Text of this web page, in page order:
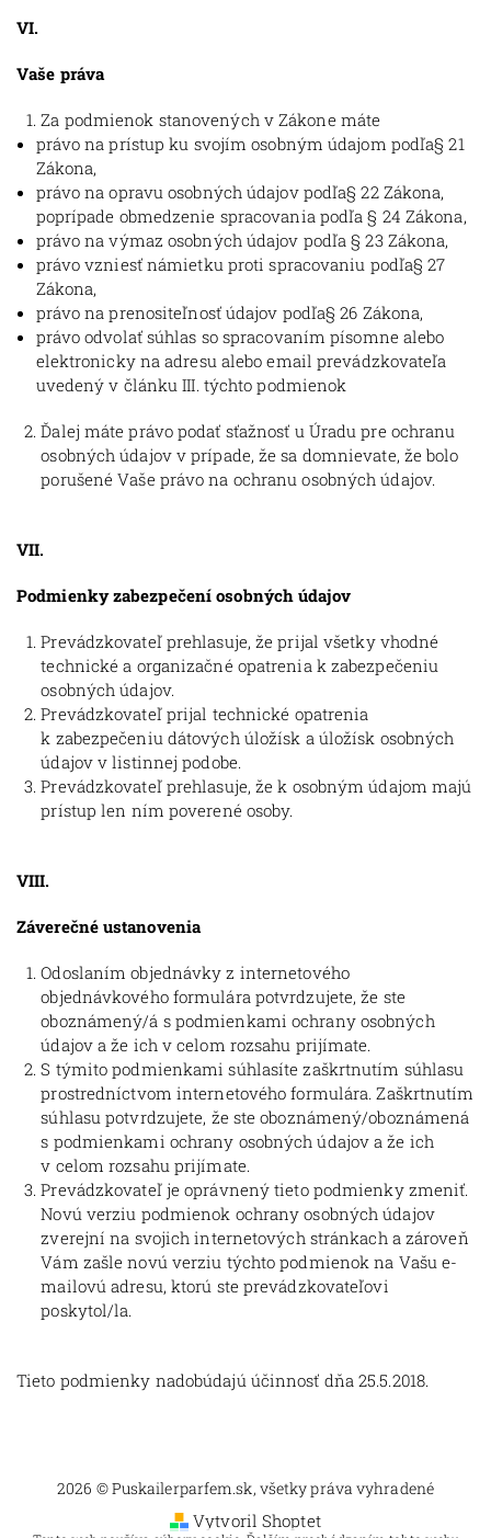
VI.
Vaše práva
Za podmienok stanovených v Zákone máte
právo na prístup ku svojím osobným údajom podľa§ 21
Zákona,
právo na opravu osobných údajov podľa§ 22 Zákona,
poprípade obmedzenie spracovania podľa § 24 Zákona,
právo na výmaz osobných údajov podľa § 23 Zákona,
právo vzniesť námietku proti spracovaniu podľa§ 27
Zákona,
právo na prenositeľnosť údajov podľa§ 26 Zákona,
právo odvolať súhlas so spracovaním písomne alebo
elektronicky na adresu alebo email prevádzkovateľa
uvedený v článku III. týchto podmienok
Ďalej máte právo podať sťažnosť u Úradu pre ochranu
osobných údajov v prípade, že sa domnievate, že bolo
porušené Vaše právo na ochranu osobných údajov.
VII.
Podmienky zabezpečení osobných údajov
Prevádzkovateľ prehlasuje, že prijal všetky vhodné
technické a organizačné opatrenia k zabezpečeniu
osobných údajov.
Prevádzkovateľ prijal technické opatrenia
k zabezpečeniu dátových úložísk a úložísk osobných
údajov v listinnej podobe.
Prevádzkovateľ prehlasuje, že k osobným údajom majú
prístup len ním poverené osoby.
VIII.
Záverečné ustanovenia
Odoslaním objednávky z internetového
objednávkového formulára potvrdzujete, že ste
oboznámený/á s podmienkami ochrany osobných
údajov a že ich v celom rozsahu prijímate.
S týmito podmienkami súhlasíte zaškrtnutím súhlasu
prostredníctvom internetového formulára. Zaškrtnutím
súhlasu potvrdzujete, že ste oboznámený/oboznámená
s podmienkami ochrany osobných údajov a že ich
v celom rozsahu prijímate.
Prevádzkovateľ je oprávnený tieto podmienky zmeniť.
Novú verziu podmienok ochrany osobných údajov
zverejní na svojich internetových stránkach a zároveň
Vám zašle novú verziu týchto podmienok na Vašu e-
mailovú adresu, ktorú ste prevádzkovateľovi
poskytol/la.
Tieto podmienky nadobúdajú účinnosť dňa 25.5.2018.
2026 © Puskailerparfem.sk, všetky práva vyhradené
Vytvoril Shoptet